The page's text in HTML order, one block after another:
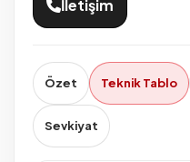
İletişim
Özet Teknik Tablo
Sevkiyat